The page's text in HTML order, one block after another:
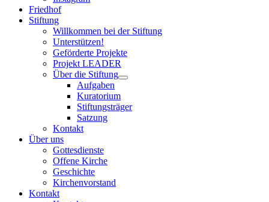
Friedhof
Stiftung
Willkommen bei der Stiftung
Unterstützen!
Geförderte Projekte
Projekt LEADER
Über die Stiftung
Aufgaben
Kuratorium
Stiftungsträger
Satzung
Kontakt
Über uns
Gottesdienste
Offene Kirche
Geschichte
Kirchenvorstand
Kontakt